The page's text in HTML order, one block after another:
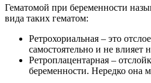
Гематомой при беременности
вида таких гематом:
Ретрохориальная – это
самостоятельно и не влияет
Ретроплацентарная –
беременности. Нередко она